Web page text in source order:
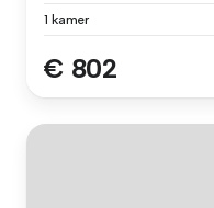
1 kamer
€ 802